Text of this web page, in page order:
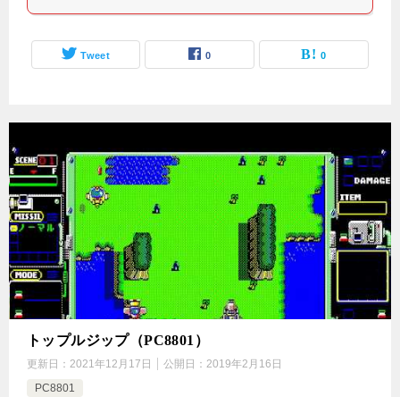
Tweet 0 0
トップルジップ（PC8801）
更新日： 2021年12月17日 公開日： 2019年2月16日
PC8801